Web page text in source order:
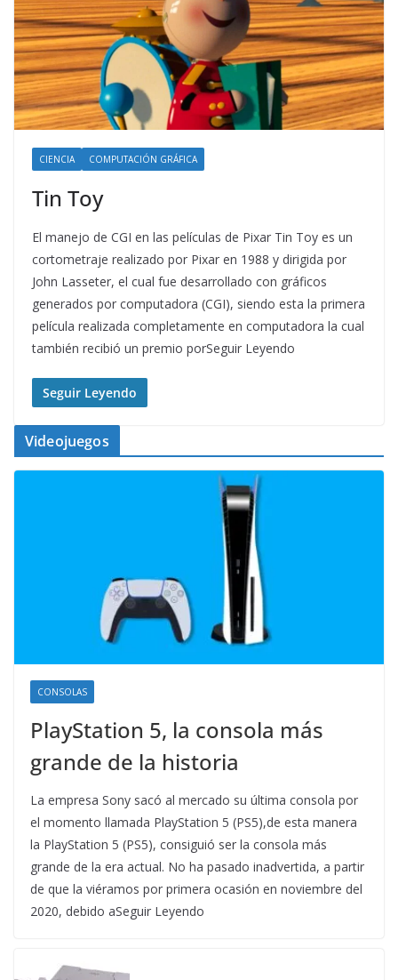
CIENCIA COMPUTACIÓN GRÁFICA
Tin Toy
El manejo de CGI en las películas de Pixar Tin Toy es un
cortometraje realizado por Pixar en 1988 y dirigida por
John Lasseter, el cual fue desarrollado con gráficos
generados por computadora (CGI), siendo esta la primera
película realizada completamente en computadora la cual
también recibió un premio porSeguir Leyendo
Seguir Leyendo
Videojuegos
CONSOLAS
PlayStation 5, la consola más
grande de la historia
La empresa Sony sacó al mercado su última consola por
el momento llamada PlayStation 5 (PS5),de esta manera
la PlayStation 5 (PS5), consiguió ser la consola más
grande de la era actual. No ha pasado inadvertida, a partir
de que la viéramos por primera ocasión en noviembre del
2020, debido aSeguir Leyendo